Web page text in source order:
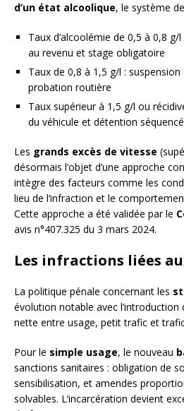
d’un état alcoolique, le système
Taux d’alcoolémie de 0,5 à 0,8
au revenu et stage obligatoire
Taux de 0,8 à 1,5 g/l :
probation routière
Taux supérieur à 1,5 g/l ou
du véhicule et détention
Les grands excès de vitesse
désormais l’objet d’une approche
intègre des facteurs comme les
lieu de l’infraction et le
Cette approche a été validée par le
avis n°407.325 du 3 mars 2024.
Les infractions liées
La politique pénale concernant les
évolution notable avec l’introduction
nette entre usage, petit trafic et
Pour le simple usage, le nouveau
sanctions sanitaires : obligation de
sensibilisation, et amendes
solvables. L’incarcération devient